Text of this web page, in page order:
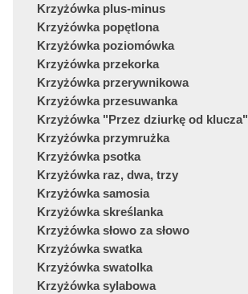
Krzyżówka plus-minus
Krzyżówka popętlona
Krzyżówka poziomówka
Krzyżówka przekorka
Krzyżówka przerywnikowa
Krzyżówka przesuwanka
Krzyżówka "Przez dziurkę od klucza"
Krzyżówka przymrużka
Krzyżówka psotka
Krzyżówka raz, dwa, trzy
Krzyżówka samosia
Krzyżówka skreślanka
Krzyżówka słowo za słowo
Krzyżówka swatka
Krzyżówka swatolka
Krzyżówka sylabowa